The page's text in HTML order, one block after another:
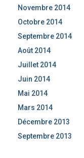
Novembre 2014
Octobre 2014
Septembre 2014
Août 2014
Juillet 2014
Juin 2014
Mai 2014
Mars 2014
Décembre 2013
Septembre 2013